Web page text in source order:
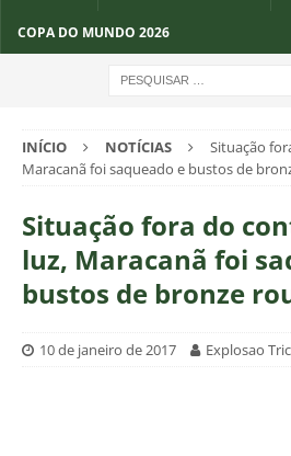
COPA DO MUNDO 2026
INÍCIO NOTÍCIAS
Situação
Maracanã foi saqueado e bustos de
Situação fora do
luz, Maracanã foi
bustos de bronze
10 de janeiro de 2017 Explosao